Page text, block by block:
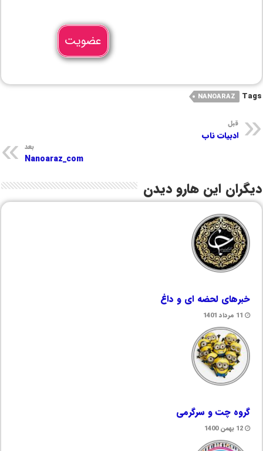
عضویت
Tags
NANOARAZ
قبل
ادبیات ناب
بعد
Nanoaraz_com
دیگران این هارو دیدن
خبرهای لحضه ای و داغ
11 مرداد 1401
گروه چت و سرگرمی
12 بهمن 1400